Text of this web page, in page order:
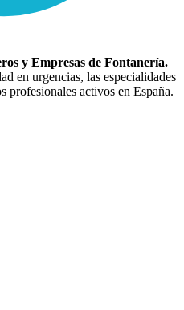
y Empresas de Fontanería.
en urgencias, las especialidades
profesionales activos en España.